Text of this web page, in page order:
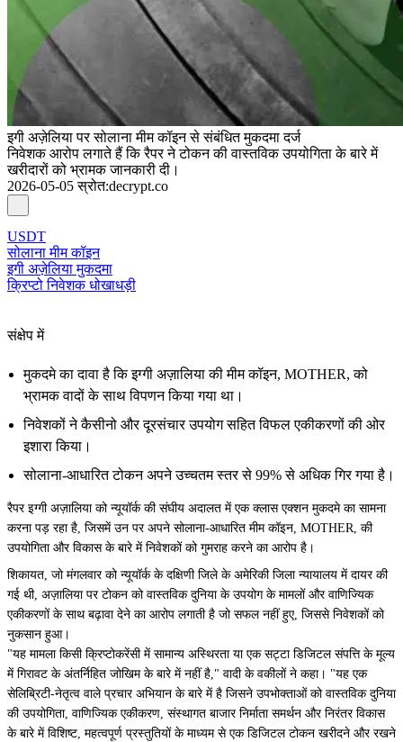
इगी अज़ेलिया पर सोलाना मीम कॉइन से संबंधित मुकदमा दर्ज
निवेशक आरोप लगाते हैं कि रैपर ने टोकन की वास्तविक उपयोगिता के बारे में
खरीदारों को भ्रामक जानकारी दी।
2026-05-05 स्रोत:decrypt.co
USDT
सोलाना मीम कॉइन
इगी अज़ेलिया मुकदमा
क्रिप्टो निवेशक धोखाधड़ी
संक्षेप में
मुकदमे का दावा है कि इग्गी अज़ालिया की मीम कॉइन, MOTHER, को
भ्रामक वादों के साथ विपणन किया गया था।
निवेशकों ने कैसीनो और दूरसंचार उपयोग सहित विफल एकीकरणों की ओर
इशारा किया।
सोलाना-आधारित टोकन अपने उच्चतम स्तर से 99% से अधिक गिर गया है।
रैपर इग्गी अज़ालिया को न्यूयॉर्क की संघीय अदालत में एक क्लास एक्शन मुकदमे का सामना
करना पड़ रहा है, जिसमें उन पर अपने सोलाना-आधारित मीम कॉइन, MOTHER, की
उपयोगिता और विकास के बारे में निवेशकों को गुमराह करने का आरोप है।
शिकायत, जो मंगलवार को न्यूयॉर्क के दक्षिणी जिले के अमेरिकी जिला न्यायालय में दायर की
गई थी, अज़ालिया पर टोकन को वास्तविक दुनिया के उपयोग के मामलों और वाणिज्यिक
एकीकरणों के साथ बढ़ावा देने का आरोप लगाती है जो सफल नहीं हुए, जिससे निवेशकों को
नुकसान हुआ।
"यह मामला किसी क्रिप्टोकरेंसी में सामान्य अस्थिरता या एक सट्टा डिजिटल संपत्ति के मूल्य
में गिरावट के अंतर्निहित जोखिम के बारे में नहीं है," वादी के वकीलों ने कहा। "यह एक
सेलिब्रिटी-नेतृत्व वाले प्रचार अभियान के बारे में है जिसने उपभोक्ताओं को वास्तविक दुनिया
की उपयोगिता, वाणिज्यिक एकीकरण, संस्थागत बाजार निर्माता समर्थन और निरंतर विकास
के बारे में विशिष्ट, महत्वपूर्ण प्रस्तुतियों के माध्यम से एक डिजिटल टोकन खरीदने और रखने